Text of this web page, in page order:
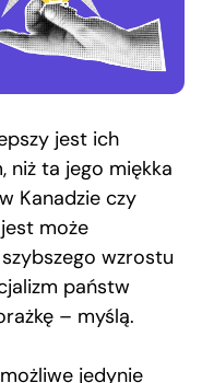
jest ich
niż ta jego miękka
Kanadzie czy
może
wzrostu
państw
– myślą.
jedynie